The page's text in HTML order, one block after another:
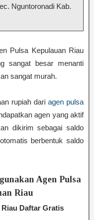
Nguntoronadi Kab.
Pulsa Kepulauan Riau
sangat besar menanti
sangat murah.
rupiah dari agen pulsa
agen yang aktif
dikirim sebagai saldo
berbentuk saldo
Agen Pulsa
Riau
Daftar Gratis